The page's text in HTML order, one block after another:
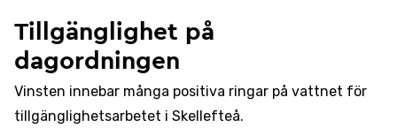
Tillgänglighet på
dagordningen
Vinsten innebar många positiva ringar på vattnet för
tillgänglighetsarbetet i Skellefteå.